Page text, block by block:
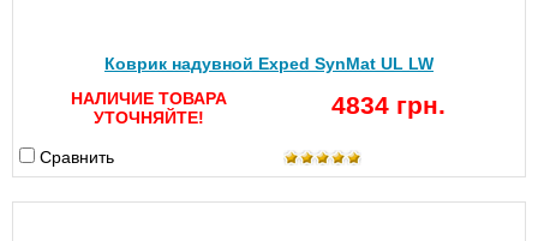
Коврик надувной Exped SynMat UL LW
НАЛИЧИЕ ТОВАРА
УТОЧНЯЙТЕ!
4834 грн.
Сравнить